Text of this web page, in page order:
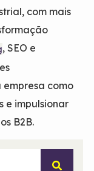
com mais
, SEO e
como
e impulsionar
B2B.